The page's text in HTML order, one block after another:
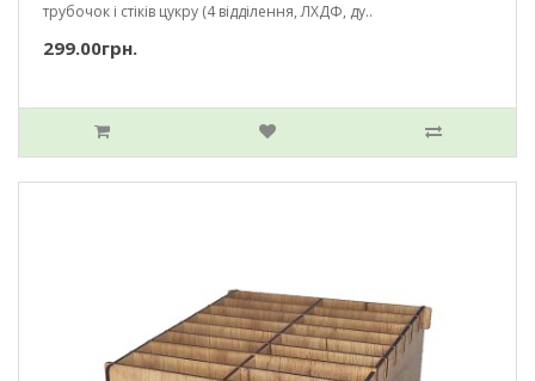
трубочок і стіків цукру (4 відділення, ЛХДФ, ду..
299.00грн.